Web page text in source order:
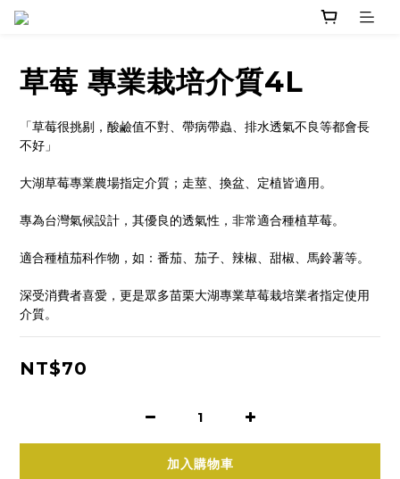
草莓 專業栽培介質4L
「草莓很挑剔，酸鹼值不對、帶病帶蟲、排水透氣不良等都會長
不好」
大湖草莓專業農場指定介質；走莖、換盆、定植皆適用。
專為台灣氣候設計，其優良的透氣性，非常適合種植草莓。
適合種植茄科作物，如：番茄、茄子、辣椒、甜椒、馬鈴薯等。
深受消費者喜愛，更是眾多苗栗大湖專業草莓栽培業者指定使用
介質。
NT$70
加入購物車